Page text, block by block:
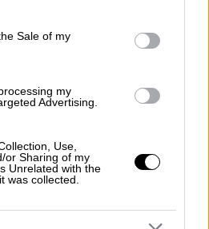
purposes in below Google
Sale of my
my
Advertising.
Use,
or Sharing of my
Unrelated with the
was collected.
τα βίντεο ντοκουμέντα
του πλήθους